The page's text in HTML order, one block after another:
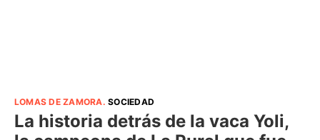
LOMAS DE ZAMORA.SOCIEDAD
La historia detrás de la vaca Yoli,